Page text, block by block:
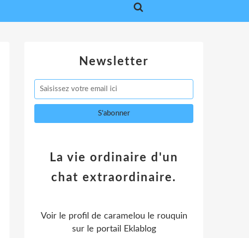
Newsletter
La vie ordinaire d'un
chat extraordinaire.
Voir le profil de caramelou le rouquin
sur le portail Eklablog